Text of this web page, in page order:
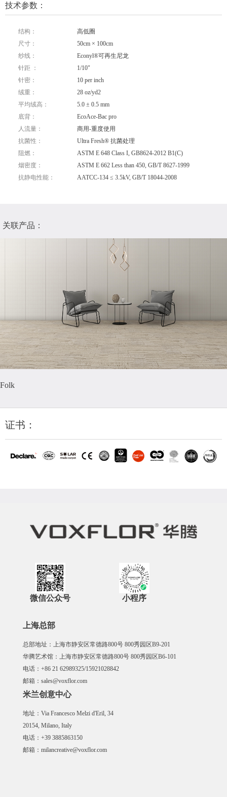
技术参数：
结构：
高低圈
尺寸：
50cm × 100cm
纱线：
Econyl®可再生尼龙
针距 ：
1/10"
针密：
10 per inch
绒重：
28 oz/yd2
平均绒高：
5.0 ± 0.5 mm
底背：
EcoAce-Bac pro
人流量：
商用-重度使用
抗菌性：
Ultra Fresh® 抗菌处理
阻燃：
ASTM E 648 Class I, GB8624-2012 B1(C)
烟密度：
ASTM E 662 Less than 450, GB/T 8627-1999
抗静电性能：
AATCC-134 ≤ 3.5kV, GB/T 18044-2008
关联产品：
Folk
证书：
微信公众号 小程序
上海总部
总部地址：上海市静安区常德路800号 800秀园区B9-201
华腾艺术馆：上海市静安区常德路800号 800秀园区B6-101
电话：+86 21 62989325/15921028842
邮箱：sales@voxflor.com
米兰创意中心
地址：Via Francesco Melzi d'Eril, 34
20154, Milano, Italy
电话：+39 3885863150
邮箱：milancreative@voxflor.com